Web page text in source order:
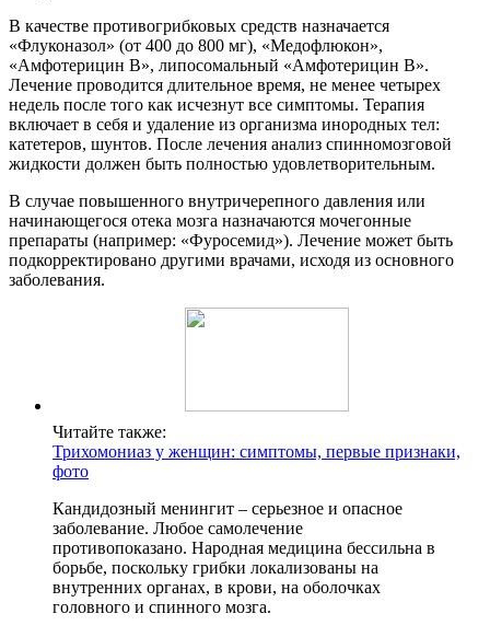
В качестве противогрибковых средств назначается
«Флуконазол» (от 400 до 800 мг), «Медофлюкон»,
«Амфотерицин В», липосомальный «Амфотерицин В».
Лечение проводится длительное время, не менее четырех
недель после того как исчезнут все симптомы. Терапия
включает в себя и удаление из организма инородных тел:
катетеров, шунтов. После лечения анализ спинномозговой
жидкости должен быть полностью удовлетворительным.
В случае повышенного внутричерепного давления или
начинающегося отека мозга назначаются мочегонные
препараты (например: «Фуросемид»). Лечение может быть
подкорректировано другими врачами, исходя из основного
заболевания.
Читайте также:
Трихомониаз у женщин: симптомы, первые признаки,
фото
Кандидозный менингит – серьезное и опасное
заболевание. Любое самолечение
противопоказано. Народная медицина бессильна в
борьбе, поскольку грибки локализованы на
внутренних органах, в крови, на оболочках
головного и спинного мозга.